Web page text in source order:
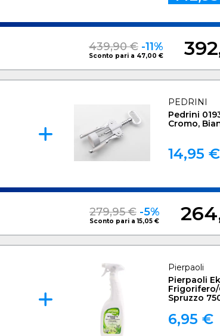
439,90 € -11%
Sconto pari a 47,00 €
PEDRINI
Pedrini
Cromo,
14,95 €
279,95 € -5%
Sconto pari a 15,05 €
Pierpaoli
Pierpaoli
Spruzzo
6,95 €